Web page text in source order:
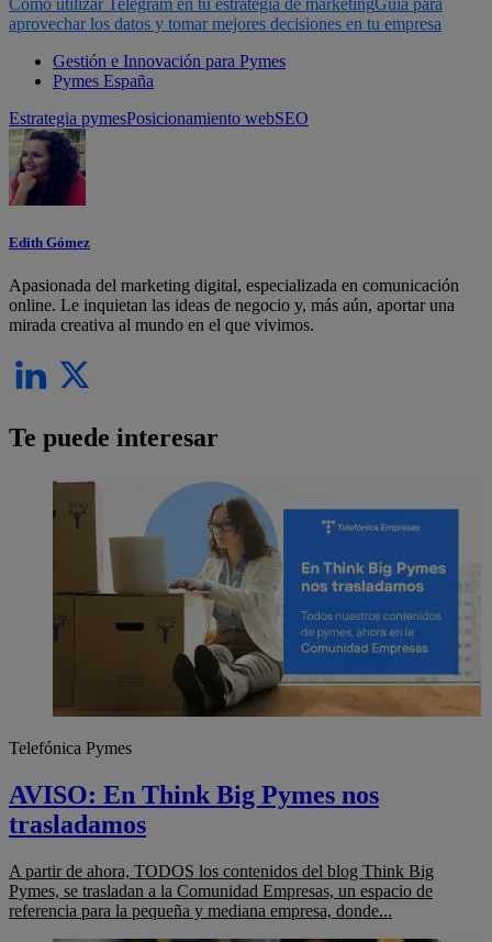
Cómo utilizar Telegram en tu estrategia de marketingGuía para
aprovechar los datos y tomar mejores decisiones en tu empresa
Gestión e Innovación para Pymes
Pymes España
Estrategia pymesPosicionamiento webSEO
Edith Gómez
Apasionada del marketing digital, especializada en comunicación
online. Le inquietan las ideas de negocio y, más aún, aportar una
mirada creativa al mundo en el que vivimos.
Te puede interesar
Telefónica Pymes
AVISO: En Think Big Pymes nos
trasladamos
A partir de ahora, TODOS los contenidos del blog Think Big
Pymes, se trasladan a la Comunidad Empresas, un espacio de
referencia para la pequeña y mediana empresa, donde...